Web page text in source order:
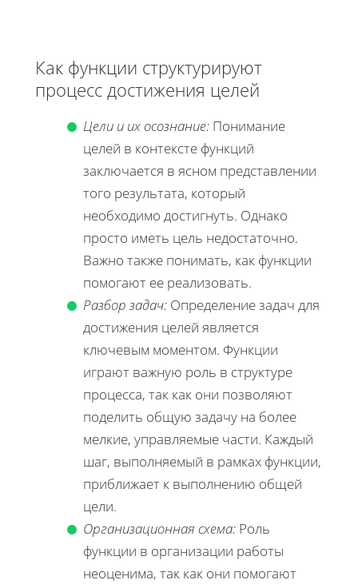
Как функции структурируют
процесс достижения целей
Цели и их осознание: Понимание
целей в контексте функций
заключается в ясном представлении
того результата, который
необходимо достигнуть. Однако
просто иметь цель недостаточно.
Важно также понимать, как функции
помогают ее реализовать.
Разбор задач: Определение задач для
достижения целей является
ключевым моментом. Функции
играют важную роль в структуре
процесса, так как они позволяют
поделить общую задачу на более
мелкие, управляемые части. Каждый
шаг, выполняемый в рамках функции,
приближает к выполнению общей
цели.
Организационная схема: Роль
функции в организации работы
неоценима, так как они помогают